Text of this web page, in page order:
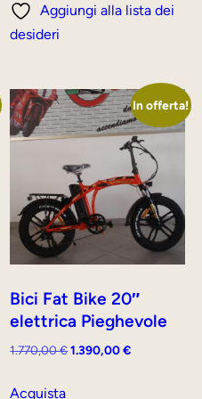
260,00 €.239,00 €.
Aggiungi alla lista dei
desideri
In offerta!
Bici Fat Bike 20″
elettrica Pieghevole
1.770,00€Il
1.390,00€
Acquista